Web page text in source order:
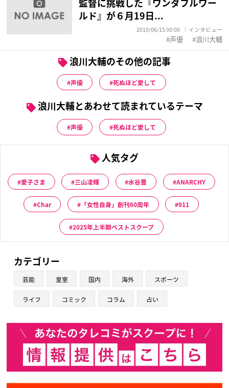
監督に挑戦した『ワンダフルワー
ルド』が６月19日...
2010/06/15 00:00 インタビュー
声優 浪川大輔
浪川大輔のその他の記事
声優 死ぬほど愛して
浪川大輔とあわせて読まれているテーマ
声優 死ぬほど愛して
人気タグ
愛子さま 三山凌輝 水谷豊 ANARCHY
Char 「女性自身」創刊60周年 911
2025年上半期ベストスクープ
カテゴリー
芸能 皇室 国内 海外 スポーツ
ライフ コミック コラム 占い